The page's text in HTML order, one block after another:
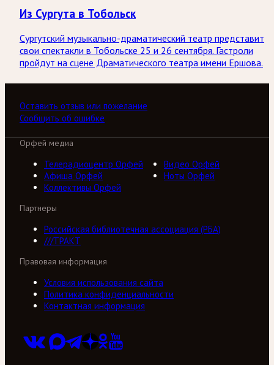
Из Сургута в Тобольск
Сургутский музыкально-драматический театр представит
свои спектакли в Тобольске 25 и 26 сентября. Гастроли
пройдут на сцене Драматического театра имени Ершова.
Оставить отзыв или пожелание
Сообщить об ошибке
Орфей медиа
Телерадиоцентр Орфей
Видео Орфей
Афиша Орфей
Ноты Орфей
Коллективы Орфей
Партнеры
Российская библиотечная ассоциация (РБА)
///ТРАКТ
Правовая информация
Условия использования сайта
Политика конфиденциальности
Контактная информация